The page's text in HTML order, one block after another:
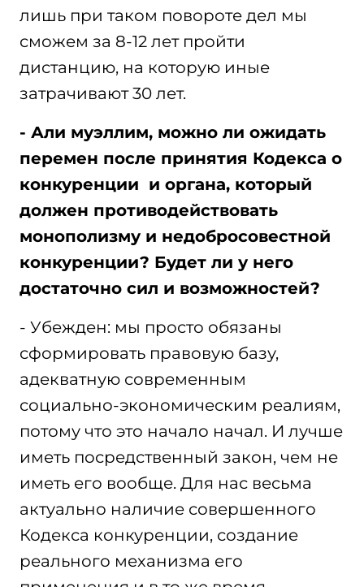
лишь при таком повороте дел мы
сможем за 8-12 лет пройти
дистанцию, на которую иные
затрачивают 30 лет.
- Али муэллим, можно ли ожидать
перемен после принятия Кодекса о
конкуренции и органа, который
должен противодействовать
монополизму и недобросовестной
конкуренции? Будет ли у него
достаточно сил и возможностей?
- Убежден: мы просто обязаны
сформировать правовую базу,
адекватную современным
социально-экономическим реалиям,
потому что это начало начал. И лучше
иметь посредственный закон, чем не
иметь его вообще. Для нас весьма
актуально наличие совершенного
Кодекса конкуренции, создание
реального механизма его